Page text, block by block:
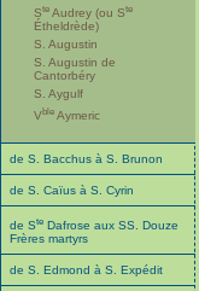
Ste Audrey (ou Ste
Étheldrède)
S. Augustin
S. Augustin de
Cantorbéry
S. Aygulf
Vble Aymeric
de S. Bacchus à S. Brunon
de S. Caïus à S. Cyrin
de Ste Dafrose aux SS. Douze
Frères martyrs
de S. Edmond à S. Expédit